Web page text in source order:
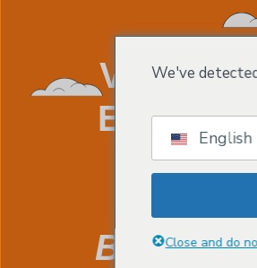
Vergeben
Einen
Für
We've
English
Close and do